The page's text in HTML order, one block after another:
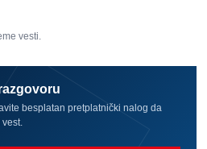
vesti.
besplatan pretplatnički nalog da
vest.